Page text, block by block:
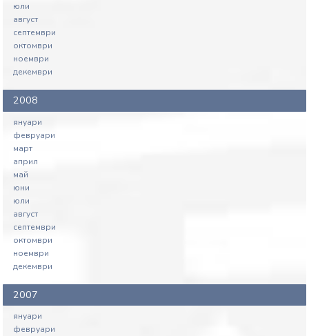
юли
август
септември
октомври
ноември
декември
2008
януари
февруари
март
април
май
юни
юли
август
септември
октомври
ноември
декември
2007
януари
февруари